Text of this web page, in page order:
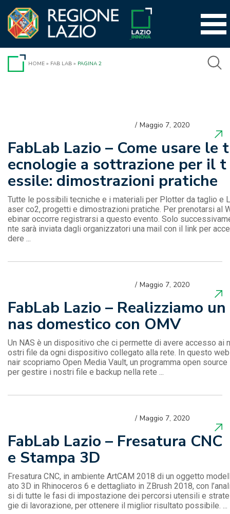
contenuto
HOME » FAB LAB » PAGINA 2
FabLab Lazio – Come usare le t
ecnologie a sottrazione per il t
essile: dimostrazioni pratiche
Maggio 7, 2020
Tutte le possibili tecniche e i materiali per Plotter da taglio e L
aser co2, progetti e dimostrazioni pratiche. Per prenotarsi al
ebinar occorre registrarsi a questo evento. Solo
nte sarà inviata dagli organizzatori una mail con il link per acce
dere ...
FabLab Lazio – Realizziamo un
nas domestico con OMV
Maggio 7, 2020
Un NAS è un dispositivo che ci permette di avere accesso ai n
ostri file da ogni dispositivo collegato alla rete. In questo
nair scopriamo Open Media Vault, un programma open source
per gestire i nostri file e backup nella rete ...
FabLab Lazio – Fresatura CNC
e Stampa 3D
Maggio 7, 2020
Fresatura CNC, in ambiente ArtCAM 2018 di un oggetto
ato 3D in Rhinoceros 6 e dettagliato in ZBrush 2018, con
si di tutte le fasi di impostazione dei percorsi utensili e strate
gie di lavorazione, per ottenere il miglior risultato possibile. ...